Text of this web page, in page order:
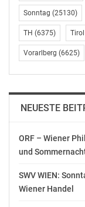
shop/
Immobilien
(ÖVI)
1040 Wien,
T 0660 255 85
OTS-
© Copyright
der jeweilige
Sonntag (25130)
TH (6375) Tirol
Vorarlberg (6625)
NEUESTE
ORF – Wiener
und
SWV WIEN:
Wiener Handel